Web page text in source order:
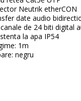
Neutrik etherCON
date audio
de 24 biti digital
la apa IP54
1m
negru